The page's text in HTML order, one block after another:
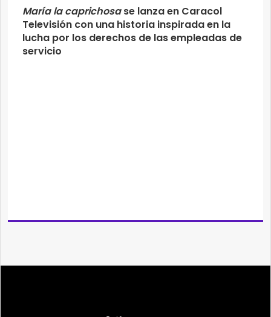
María la caprichosase lanza en Caracol
Televisión con una historia inspirada en la
lucha por los derechos de las empleadas de
servicio